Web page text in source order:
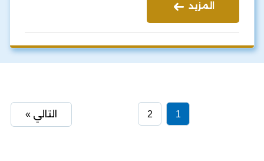
المزيد
1
2 التالي »